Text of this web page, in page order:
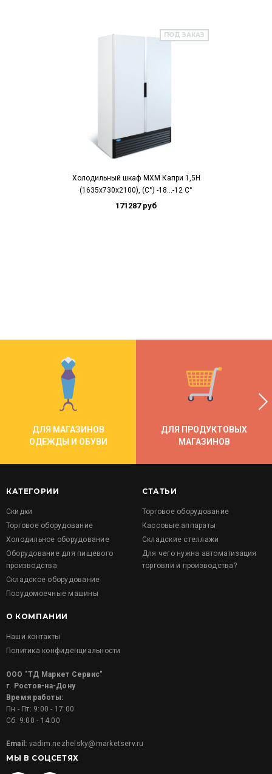
ПОД ЗАКАЗ
Холодильный шкаф МХМ Капри 1,5Н
(1635х730х2100), (C°) -18...-12 C°
171287 руб
ДЛЯ МАГАЗИНОВ
ОДЕЖДЫ И ОБУВИ
ДЛЯ ПРОДУКТОВЫХ
МАГАЗИНОВ
КАТЕГОРИИ
Скидки
Торговое оборудование
Холодильное оборудование
Оборудование для пищевого
производства
Складское оборудование
Посудомоечные машины
СТАТЬИ
Торговое оборудование
Кассовые аппараты
Складские стеллажи
Для чего нужна автоматизация
торговли и производства?
О КОМПАНИИ
Наши контакты
Политика конфиденциальности
ООО "ТД Маркет Сервис"
г. Ростов-на-Дону
Время работы:
Пн - Пт: 9:00 - 17:00
Сб: 9:00 - 14:00
Email: vadim.nezhelsky@marketserv.ru
МЫ В СОЦСЕТЯХ